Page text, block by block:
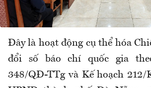
Đây là hoạt động cụ thể hóa
đổi số báo chí quốc gia
348/QĐ-TTg và Kế hoạch 212/